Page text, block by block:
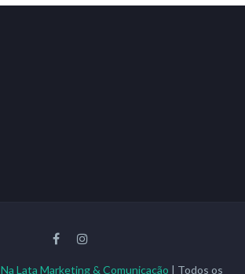
Na Lata Marketing & Comunicação | Todos os